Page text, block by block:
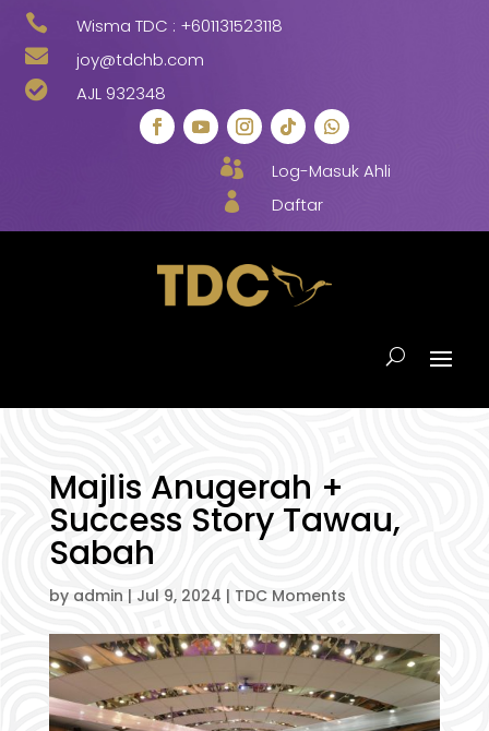
 Wisma TDC : +601131523118

joy@tdchb.com

AJL 932348

Log-Masuk Ahli

Daftar
Majlis Anugerah +
Success Story Tawau,
Sabah
by admin | Jul 9, 2024 | TDC Moments